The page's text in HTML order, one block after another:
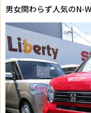
男女関わらず人気のN-